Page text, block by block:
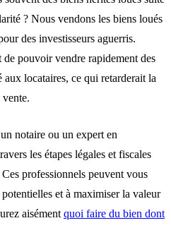
? Nous vendons les biens loués
des investisseurs aguerris.
de pouvoirvendre rapidement des
locataires, ce qui retarderait la
notaire ou un expert en
les étapes légales et fiscales
professionnels peuvent vous
et à maximiser la valeur
aisément quoi faire du bien dont